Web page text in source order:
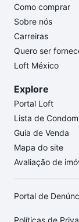
Como comprar
Sobre nós
Carreiras
Quero ser
Loft México
Explore
Portal Loft
Lista de
Guia de Venda
Mapa do site
Avaliação de
Portal de
Políticas de